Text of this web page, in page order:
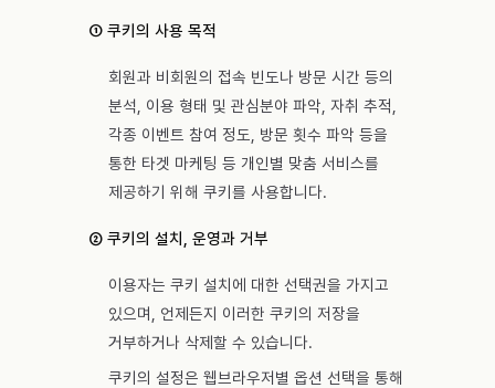
① 쿠키의 사용 목적
회원과 비회원의 접속 빈도나 방문 시간 등의
분석, 이용 형태 및 관심분야 파악, 자취 추적,
각종 이벤트 참여 정도, 방문 횟수 파악 등을
통한 타겟 마케팅 등 개인별 맞춤 서비스를
제공하기 위해 쿠키를 사용합니다.
② 쿠키의 설치, 운영과 거부
이용자는 쿠키 설치에 대한 선택권을 가지고
있으며, 언제든지 이러한 쿠키의 저장을
거부하거나 삭제할 수 있습니다.
쿠키의 설정은 웹브라우저별 옵션 선택을 통해